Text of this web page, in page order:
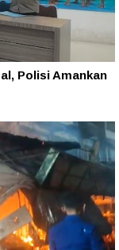
Polisi Amankan